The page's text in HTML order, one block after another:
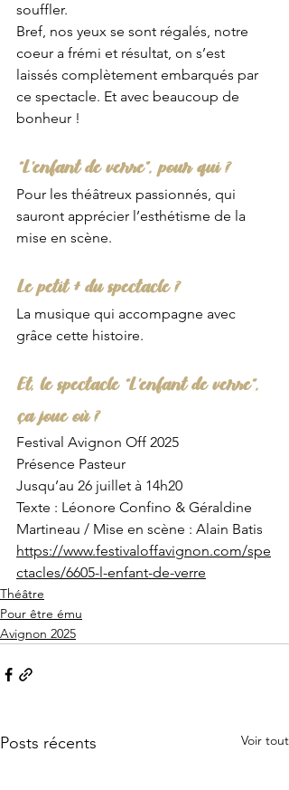
souffler.
Bref, nos yeux se sont régalés, notre
coeur a frémi et résultat, on s’est
laissés complètement embarqués par
ce spectacle. Et avec beaucoup de
bonheur !
“L’enfant de verre”, pour qui ?
Pour les théâtreux passionnés, qui
sauront apprécier l’esthétisme de la
mise en scène.
Le petit + du spectacle ?
La musique qui accompagne avec
grâce cette histoire.
Et, le spectacle “L’enfant de verre”,
ça joue où ?
Festival Avignon Off 2025
Présence Pasteur
Jusqu’au 26 juillet à 14h20
Texte : Léonore Confino & Géraldine
Martineau / Mise en scène : Alain Batis
https://www.festivaloffavignon.com/spe
ctacles/6605-l-enfant-de-verre
Théâtre
Pour être ému
Avignon 2025
Posts récents Voir tout